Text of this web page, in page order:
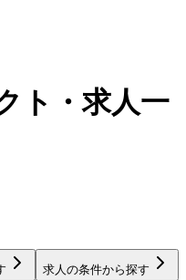
ト・求人一
求人の条件から探す